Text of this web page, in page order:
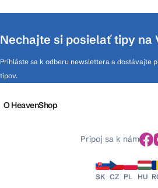
Nechajte si posielať tipy na
Prihláste sa k odberu newslettera a dostávajte
tipov.
O HeavenShop
Pripoj sa k nám
SK CZ PL HU